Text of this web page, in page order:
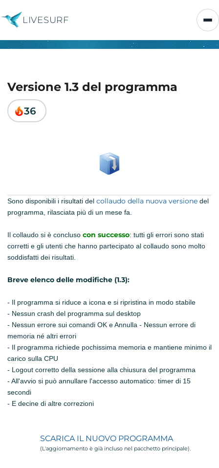
LIVESURF
Versione 1.3 del programma
36
Sono disponibili i risultati del collaudo della nuova versione del
programma, rilasciata più di un mese fa.
Il collaudo si è concluso con successo: tutti gli errori sono stati
corretti e gli utenti che hanno partecipato al collaudo sono molto
soddisfatti dei risultati.
Breve elenco delle modifiche (1.3):
- Il programma si riduce a icona e si ripristina in modo stabile
- Nessun crash del programma sul desktop
- Nessun errore sui comandi OK e Annulla - Nessun errore di
memoria né altri errori
- Il programma richiede pochissima memoria e mantiene minimo il
carico sulla CPU
- Logout corretto della sessione alla chiusura del programma
- All'avvio si può annullare l'accesso automatico: timer di 15
secondi
- E decine di altre correzioni
SCARICA IL NUOVO PROGRAMMA
(L'aggiornamento è già incluso nel pacchetto principale).